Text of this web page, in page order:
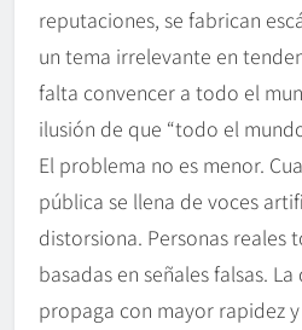
reputaciones, se fabrican
un tema irrelevante en
falta convencer a todo el
ilusión de que “todo el
El problema no es menor.
pública se llena de voces
distorsiona. Personas reales
basadas en señales falsas.
propaga con mayor rapidez